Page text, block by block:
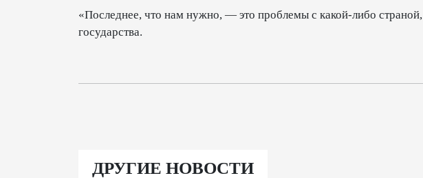
«Последнее, что нам нужно, — это проблемы с какой-либо
государства.
ДРУГИЕ НОВОСТИ